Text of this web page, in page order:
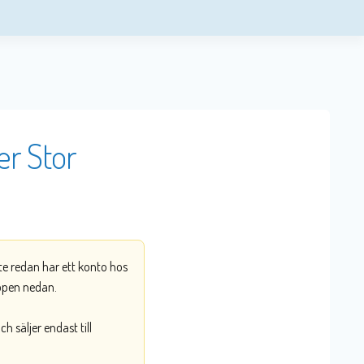
Stor
redan har ett konto hos
nedan.
säljer endast till